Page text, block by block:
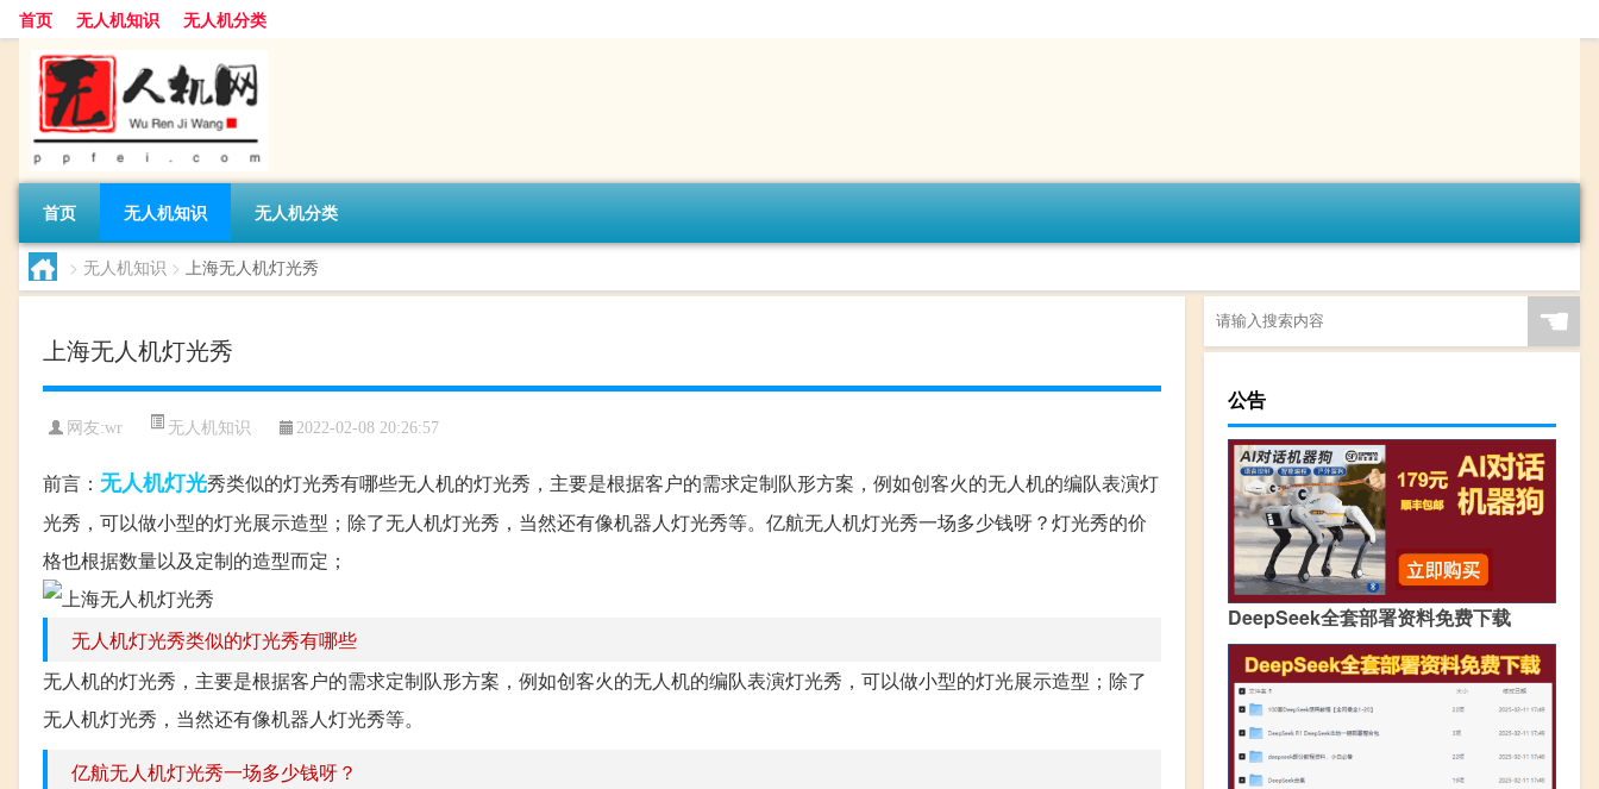
首页 无人机知识 无人机分类
首页 无人机知识 无人机分类
> 无人机知识 > 上海无人机灯光秀
上海无人机灯光秀
网友:wr 无人机知识 2022-02-08 20:26:57
前言： 无人机灯光秀类似的灯光秀有哪些无人机的灯光秀，主要是根据客户的需求定制队形方案，例如创客火的无人机的编队表演灯
光秀，可以做小型的灯光展示造型；除了无人机灯光秀，当然还有像机器人灯光秀等。亿航无人机灯光秀一场多少钱呀？灯光秀的价
格也根据数量以及定制的造型而定；
无人机灯光秀类似的灯光秀有哪些
无人机的灯光秀，主要是根据客户的需求定制队形方案，例如创客火的无人机的编队表演灯光秀，可以做小型的灯光展示造型；除了
无人机灯光秀，当然还有像机器人灯光秀等。
亿航无人机灯光秀一场多少钱呀？
☚
公告
DeepSeek全套部署资料免费下载